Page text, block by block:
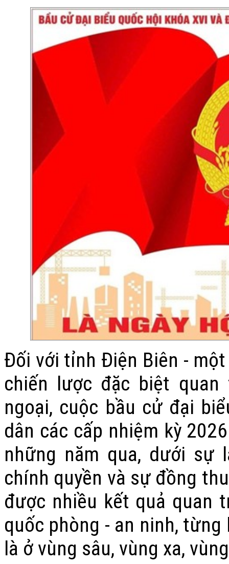
Đối với tỉnh Điện Biên -
chiến lược đặc biệt
ngoại, cuộc bầu cử đại
dân các cấp nhiệm kỳ
những năm qua, dưới sự
chính quyền và sự đồng
được nhiều kết quả quan
quốc phòng - an ninh,
là ở vùng sâu, vùng xa,